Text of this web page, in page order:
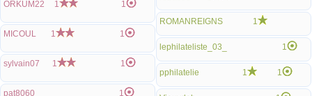
ORKUM22 1 1
MICOUL 1 1
sylvain07 1 1
pat8060 1
ROMANREIGNS 1
lephilateliste_03_ 1
pphilatelie 1 1